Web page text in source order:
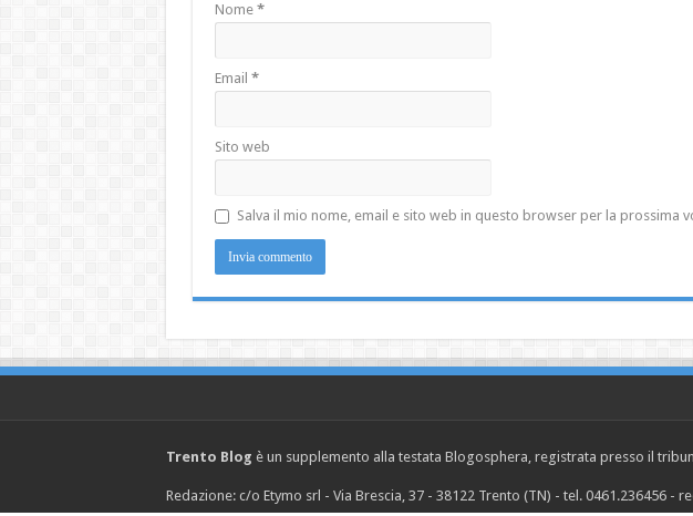
Nome *
Email *
Sito web
Salva il mio nome, email e sito web in questo browser per la prossima
Trento Blog è un supplemento alla testata Blogosphera, registrata presso il
Redazione: c/o Etymo srl - Via Brescia, 37 - 38122 Trento (TN) - tel. 0461.236456 -